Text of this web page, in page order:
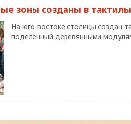
зоны созданы в
На юго-востоке столицы создан
поделенный деревянными